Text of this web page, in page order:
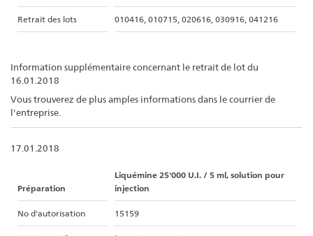
Retrait des lots 010416, 010715, 020616, 030916, 041216
Information supplémentaire concernant le retrait de lot du
16.01.2018
Vous trouverez de plus amples informations dans le courrier de
l'entreprise.
17.01.2018
Préparation
Liquémine 25'000 U.I. / 5 ml, solution pour
injection
No d'autorisation 15159